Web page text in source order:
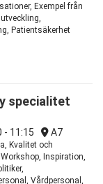
Exempel från
Patientsäkerhet
specialitet
- 11:15 A7
Kvalitet och
Inspiration,
Vårdpersonal,